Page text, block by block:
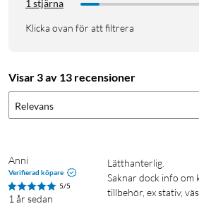
1 stjärna
Klicka ovan för att filtrera
Visar 3 av 13 recensioner
Relevans
Anni
Verifierad köpare
5/5
1 år sedan
Lätthanterlig.
Saknar dock info om
tillbehör, ex stativ,